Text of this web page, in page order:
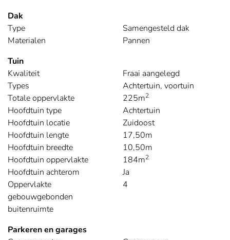
Dak
Type
Samengesteld dak
Materialen
Pannen
Tuin
Kwaliteit
Fraai aangelegd
Types
Achtertuin, voortuin
Totale oppervlakte
225m2
Hoofdtuin type
Achtertuin
Hoofdtuin locatie
Zuidoost
Hoofdtuin lengte
17,50m
Hoofdtuin breedte
10,50m
Hoofdtuin oppervlakte
184m2
Hoofdtuin achterom
Ja
Oppervlakte
gebouwgebonden
buitenruimte
4
Parkeren en garages